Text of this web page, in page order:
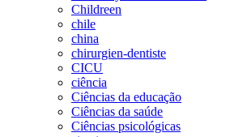
Childreen
chile
china
chirurgien-dentiste
CICU
ciência
Ciências da educação
Ciências da saúde
Ciências psicológicas